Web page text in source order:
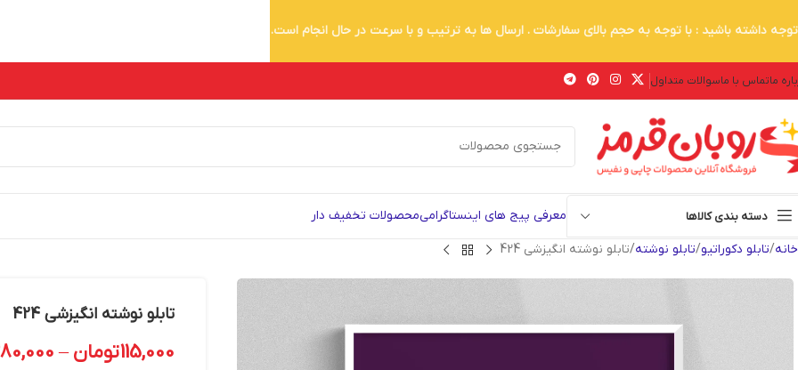
ماتماس با ماسوالات متداول
دسته بندی کالاها معرفی پیج های اینستاگرامیمحصولات تخفیف دار
خانه تابلو دکوراتیو تابلو نوشته تابلو نوشته انگیزشی 424
تابلو نوشته انگیزشی 424
115,000تومان –
توجه داشته باشید : با توجه به حجم بالای سفارشات . ارسال ها به ترتیب و با سرعت در حال انجام است.